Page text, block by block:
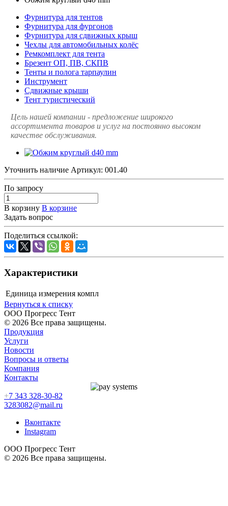
Фурнитура для тентов
Фурнитура для фургонов
Фурнитура для сдвижных крыш
Чехлы для автомобильных колёс
Ремкомплект для тента
Брезент ОП, ПВ, СКПВ
Тенты и полога тарпаулин
Инструмент
Сдвижные крыши
Тент туристический
Цель нашей компании - предложение широкого
ассортимента товаров и услуг на постоянно высоком
качестве обслуживания.
Уточнить наличие Артикул: 001.40
По запросу
В корзину В корзине
Задать вопрос
Поделиться ссылкой:
Характеристики
Единица измерения компл
Вернуться к списку
ООО Прогресс Тент
© 2026 Все права защищены.
Продукция
Услуги
Новости
Вопросы и ответы
Компания
Контакты
+7 343 328-30-82
3283082@mail.ru
Вконтакте
Instagram
ООО Прогресс Тент
© 2026 Все права защищены.